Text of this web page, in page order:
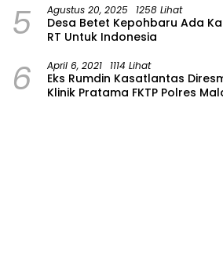
5 Agustus 20, 2025 1258 Lihat
Desa Betet Kepohbaru Ada
RT Untuk Indonesia
6 April 6, 2021 1114 Lihat
Eks Rumdin Kasatlantas
Klinik Pratama FKTP Polres